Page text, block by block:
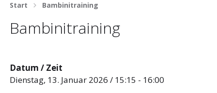
Start Bambinitraining
Bambinitraining
Datum / Zeit
Dienstag, 13. Januar 2026 / 15:15 - 16:00